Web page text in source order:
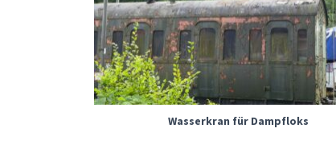
Wasserkran für Dampfloks